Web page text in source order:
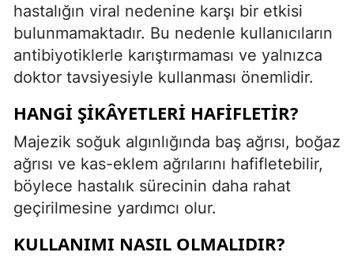
hastalığın viral nedenine karşı bir etkisi
bulunmamaktadır. Bu nedenle kullanıcıların
antibiyotiklerle karıştırmaması ve yalnızca
doktor tavsiyesiyle kullanması önemlidir.
HANGI ŞIKÂYETLERI HAFIFLETIR?
Majezik soğuk algınlığında baş ağrısı, boğaz
ağrısı ve kas-eklem ağrılarını hafifletebilir,
böylece hastalık sürecinin daha rahat
geçirilmesine yardımcı olur.
KULLANIMI NASIL OLMALIDIR?